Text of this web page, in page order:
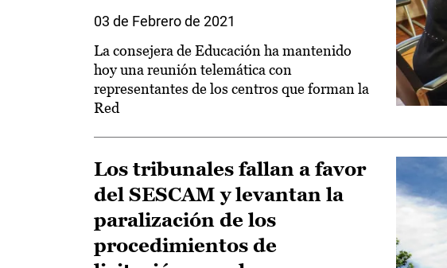
03 de Febrero de 2021
La consejera de Educación ha mantenido
hoy una reunión telemática con
representantes de los centros que forman la
Red
Los tribunales fallan a favor
del SESCAM y levantan la
paralización de los
procedimientos de